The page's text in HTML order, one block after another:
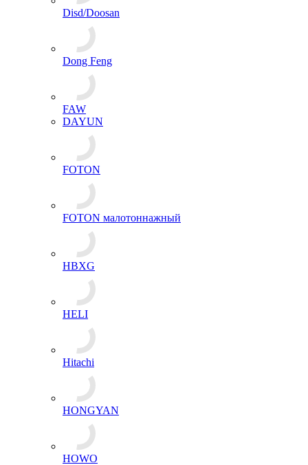
Disd/Doosan
Dong Feng
FAW
DAYUN
FOTON
FOTON малотоннажный
HBXG
HELI
Hitachi
HONGYAN
HOWO